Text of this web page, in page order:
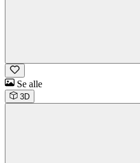
Se alle
3D